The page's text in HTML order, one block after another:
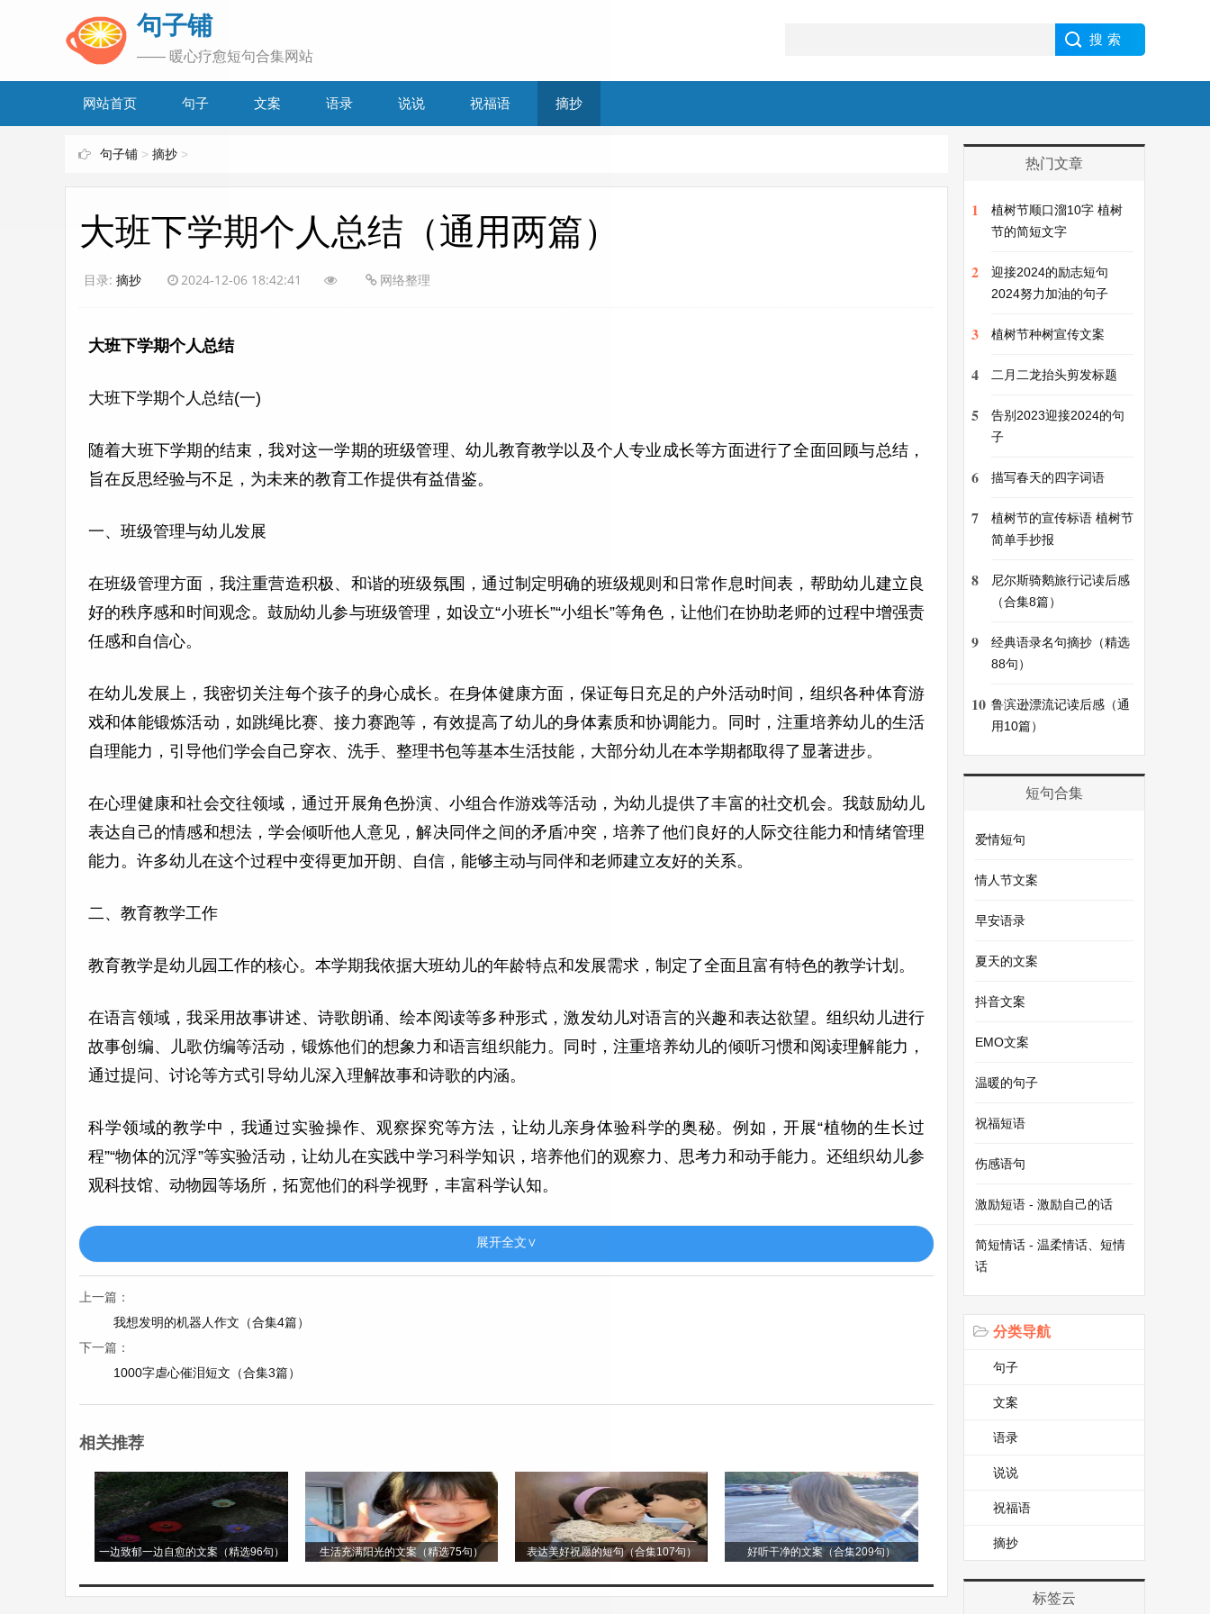
句子铺
—— 暖心疗愈短句合集网站
网站首页 句子 文案 语录 说说 祝福语 摘抄
句子铺 > 摘抄 >
大班下学期个人总结（通用两篇）
目录: 摘抄 2024-12-06 18:42:41 网络整理
大班下学期个人总结
大班下学期个人总结(一)
随着大班下学期的结束，我对这一学期的班级管理、幼儿教育教学以及个人专业成长等方面进行了全面回顾与总结，
旨在反思经验与不足，为未来的教育工作提供有益借鉴。
一、班级管理与幼儿发展
在班级管理方面，我注重营造积极、和谐的班级氛围，通过制定明确的班级规则和日常作息时间表，帮助幼儿建立良
好的秩序感和时间观念。鼓励幼儿参与班级管理，如设立“小班长”“小组长”等角色，让他们在协助老师的过程中增强责
任感和自信心。
在幼儿发展上，我密切关注每个孩子的身心成长。在身体健康方面，保证每日充足的户外活动时间，组织各种体育游
戏和体能锻炼活动，如跳绳比赛、接力赛跑等，有效提高了幼儿的身体素质和协调能力。同时，注重培养幼儿的生活
自理能力，引导他们学会自己穿衣、洗手、整理书包等基本生活技能，大部分幼儿在本学期都取得了显著进步。
在心理健康和社会交往领域，通过开展角色扮演、小组合作游戏等活动，为幼儿提供了丰富的社交机会。我鼓励幼儿
表达自己的情感和想法，学会倾听他人意见，解决同伴之间的矛盾冲突，培养了他们良好的人际交往能力和情绪管理
能力。许多幼儿在这个过程中变得更加开朗、自信，能够主动与同伴和老师建立友好的关系。
二、教育教学工作
教育教学是幼儿园工作的核心。本学期我依据大班幼儿的年龄特点和发展需求，制定了全面且富有特色的教学计划。
在语言领域，我采用故事讲述、诗歌朗诵、绘本阅读等多种形式，激发幼儿对语言的兴趣和表达欲望。组织幼儿进行
故事创编、儿歌仿编等活动，锻炼他们的想象力和语言组织能力。同时，注重培养幼儿的倾听习惯和阅读理解能力，
通过提问、讨论等方式引导幼儿深入理解故事和诗歌的内涵。
科学领域的教学中，我通过实验操作、观察探究等方法，让幼儿亲身体验科学的奥秘。例如，开展“植物的生长过
程”“物体的沉浮”等实验活动，让幼儿在实践中学习科学知识，培养他们的观察力、思考力和动手能力。还组织幼儿参
观科技馆、动物园等场所，拓宽他们的科学视野，丰富科学认知。
艺术领域方面，我充分挖掘幼儿的艺术潜能。在美术教学中，提供丰富的绘画工具和材料，引导幼儿尝试不同的绘画
技巧和表现形式，如油画棒画、水彩画、手工制作等。鼓励幼儿发挥想象力，创作自己心中的美好世界，许多幼儿的
作品在园内展览中获得好评。在音乐教学中，通过教唱歌曲、打击乐演奏、音乐欣赏等活动，培养幼儿的节奏感和音
乐感知能力。组织幼儿参加园内的合唱比赛和音乐表演活动，让他们在舞台上展示自己的才艺，增强自信心和表现
力。
健康领域除了日常的体育活动外，还开展了健康知识讲座和安全教育活动。如讲解食品安全、个人卫生保健等知识，
通过图片、视频等形式让幼儿直观地了解健康的重要性。进行火灾逃生演练、地震应急避险等安全教育活动，提高幼
社会领域注重培养幼儿的社会认知和品德修养。通过开展“我爱我的幼儿园”“我是环保小卫士”等主题活动，让幼儿了解
自己的生活环境和社会角色，增强对幼儿园、家庭和社区的归属感和责任感。引导幼儿学习遵守社会公德，尊重他
展开全文∨
上一篇：
我想发明的机器人作文（合集4篇）
下一篇：
1000字虐心催泪短文（合集3篇）
相关推荐
一边致郁一边自愈的文案（精选96句） 生活充满阳光的文案（精选75句） 表达美好祝愿的短句（合集107句） 好听干净的文案（合集209句）
热门文章
1
植树节顺口溜10字 植树
节的简短文字
2
迎接2024的励志短句
2024努力加油的句子
3 植树节种树宣传文案
4 二月二龙抬头剪发标题
5
告别2023迎接2024的句
子
6 描写春天的四字词语
7
植树节的宣传标语 植树节
简单手抄报
8
尼尔斯骑鹅旅行记读后感
（合集8篇）
9
经典语录名句摘抄（精选
88句）
10 鲁滨逊漂流记读后感（通
用10篇）
短句合集
爱情短句
情人节文案
早安语录
夏天的文案
抖音文案
EMO文案
温暖的句子
祝福短语
伤感语句
激励短语 - 激励自己的话
简短情话 - 温柔情话、短情
话
分类导航
句子
文案
语录
说说
祝福语
摘抄
标签云